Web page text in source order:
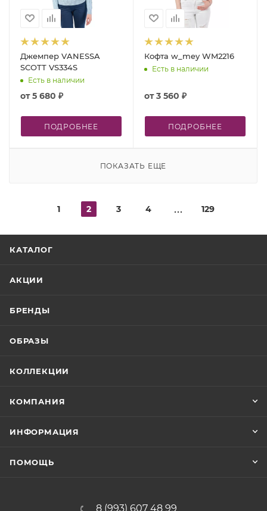
Джемпер VANESSA
SCOTT VS334S
Есть в наличии
от5 680 ₽
ПОДРОБНЕЕ
Кофта w_mey WM2216
Есть в наличии
от3 560 ₽
ПОДРОБНЕЕ
ПОКАЗАТЬ ЕЩЕ
1 2 3 4 129
КАТАЛОГ
АКЦИИ
БРЕНДЫ
ОБРАЗЫ
КОЛЛЕКЦИИ
КОМПАНИЯ
ИНФОРМАЦИЯ
ПОМОЩЬ
8 (993) 607 48 99